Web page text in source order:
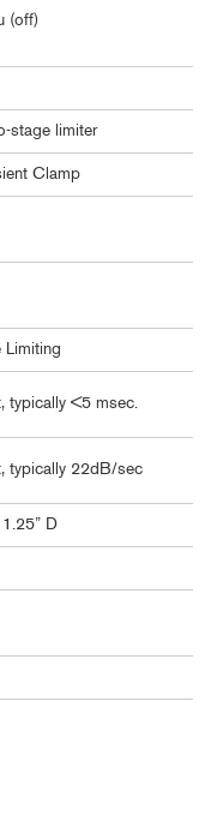
(off)
stage limiter
Clamp
Limiting
typically <5 msec.
typically 22dB/sec
D